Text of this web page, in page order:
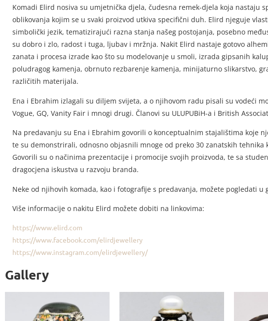
Komadi Elird nosiva su umjetnička djela, čudesna remek-djela koja nastaju
oblikovanja kojim se u svaki proizvod utkiva specifični duh. Elird njeguje
simbolički jezik, tematizirajući razna stanja našeg postojanja, posebno
su dobro i zlo, radost i tuga, ljubav i mržnja. Nakit Elird nastaje gotovo
zanata i procesa izrade kao što su modelovanje u smoli, izrada gipsanih
poludragog kamenja, obrnuto rezbarenje kamenja, minijaturno slikarstvo,
različitih materijala.
Ena i Ebrahim izlagali su diljem svijeta, a o njihovom radu pisali su vodeći
Vogue, GQ, Vanity Fair i mnogi drugi. Članovi su ULUPUBiH-a i British
Na predavanju su Ena i Ebrahim govorili o konceptualnim stajalištima koje
te su demonstrirali, odnosno objasnili mnoge od preko 30 zanatskih tehnika
Govorili su o načinima prezentacije i promocije svojih proizvoda, te sa
dragocjena iskustva u razvoju branda.
Neke od njihovih komada, kao i fotografije s predavanja, možete pogledati u
Više informacije o nakitu Elird možete dobiti na linkovima:
https://www.elird.com
https://www.facebook.com/elirdjewellery
https://www.instagram.com/elirdjewellery/
Gallery